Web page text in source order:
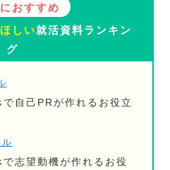
おすすめ
しい就活資料ランキン
グ
自己PRが作れるお役立
志望動機が作れるお役